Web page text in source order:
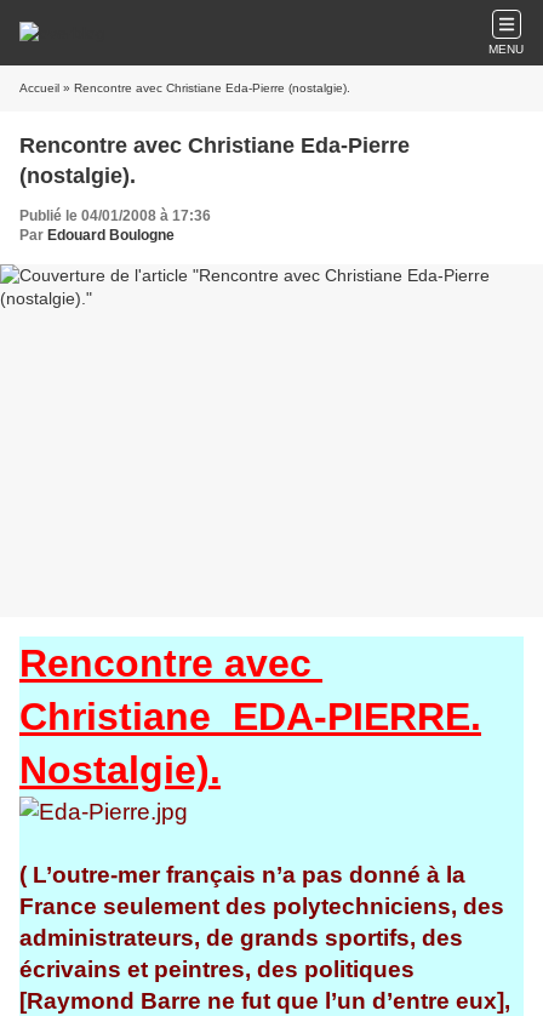
MENU
Accueil » Rencontre avec Christiane Eda-Pierre (nostalgie).
Rencontre avec Christiane Eda-Pierre
(nostalgie).
Publié le 04/01/2008 à 17:36
Par Edouard Boulogne
Rencontre avec
Christiane EDA-PIERRE.
Nostalgie).
( L’outre-mer français n’a pas donné à la
France seulement des polytechniciens, des
administrateurs, de grands sportifs, des
écrivains et peintres, des politiques
[Raymond Barre ne fut que l’un d’entre eux],